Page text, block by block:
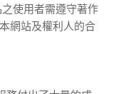
使用者需遵守著作
網站及權利人的合